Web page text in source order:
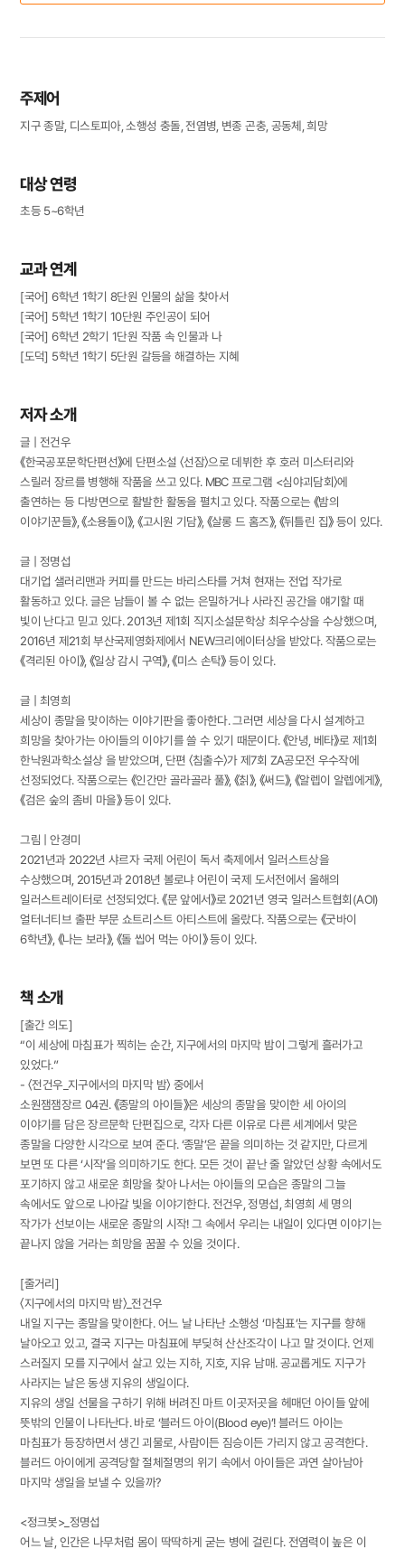
주제어
지구 종말, 디스토피아, 소행성 충돌, 전염병, 변종 곤충, 공동체, 희망
대상 연령
초등 5~6학년
교과 연계
[국어] 6학년 1학기 8단원 인물의 삶을 찾아서
[국어] 5학년 1학기 10단원 주인공이 되어
[국어] 6학년 2학기 1단원 작품 속 인물과 나
[도덕] 5학년 1학기 5단원 갈등을 해결하는 지혜
저자 소개
글 | 전건우
《한국공포문학단편선》에 단편소설 〈선잠〉으로 데뷔한 후 호러 미스터리와
스릴러 장르를 병행해 작품을 쓰고 있다. MBC 프로그램 <심야괴담회〉에
출연하는 등 다방면으로 활발한 활동을 펼치고 있다. 작품으로는 《밤의
이야기꾼들》, 《소용돌이》, 《고시원 기담》, 《살롱 드 홈즈》, 《뒤틀린 집》 등이 있다.
글 | 정명섭
대기업 샐러리맨과 커피를 만드는 바리스타를 거쳐 현재는 전업 작가로
활동하고 있다. 글은 남들이 볼 수 없는 은밀하거나 사라진 공간을 얘기할 때
빛이 난다고 믿고 있다. 2013년 제1회 직지소설문학상 최우수상을 수상했으며,
2016년 제21회 부산국제영화제에서 NEW크리에이터상을 받았다. 작품으로는
《격리된 아이》, 《일상 감시 구역》, 《미스 손탁》 등이 있다.
글 | 최영희
세상이 종말을 맞이하는 이야기판을 좋아한다. 그러면 세상을 다시 설계하고
희망을 찾아가는 아이들의 이야기를 쓸 수 있기 때문이다. 《안녕, 베타》로 제1회
한낙원과학소설상 을 받았으며, 단편 〈침출수〉가 제7회 ZA공모전 우수작에
선정되었다. 작품으로는 《인간만 골라골라 풀》, 《칡》, 《써드》, 《알렙이 알렙에게》,
《검은 숲의 좀비 마을》 등이 있다.
그림 | 안경미
2021년과 2022년 샤르자 국제 어린이 독서 축제에서 일러스트상을
수상했으며, 2015년과 2018년 볼로냐 어린이 국제 도서전에서 올해의
일러스트레이터로 선정되었다. 《문 앞에서》로 2021년 영국 일러스트협회(AOI)
얼터너티브 출판 부문 쇼트리스트 아티스트에 올랐다. 작품으로는 《굿바이
6학년》, 《나는 보라》, 《돌 씹어 먹는 아이》 등이 있다.
책 소개
[출간 의도]
“이 세상에 마침표가 찍히는 순간, 지구에서의 마지막 밤이 그렇게 흘러가고
있었다.”
- 〈전건우_지구에서의 마지막 밤〉 중에서
소원잼잼장르 04권. 《종말의 아이들》은 세상의 종말을 맞이한 세 아이의
이야기를 담은 장르문학 단편집으로, 각자 다른 이유로 다른 세계에서 맞은
종말을 다양한 시각으로 보여 준다. ‘종말’은 끝을 의미하는 것 같지만, 다르게
보면 또 다른 ‘시작’을 의미하기도 한다. 모든 것이 끝난 줄 알았던 상황 속에서도
포기하지 않고 새로운 희망을 찾아 나서는 아이들의 모습은 종말의 그늘
속에서도 앞으로 나아갈 빛을 이야기한다. 전건우, 정명섭, 최영희 세 명의
작가가 선보이는 새로운 종말의 시작! 그 속에서 우리는 내일이 있다면 이야기는
끝나지 않을 거라는 희망을 꿈꿀 수 있을 것이다.
[줄거리]
〈지구에서의 마지막 밤〉_전건우
내일 지구는 종말을 맞이한다. 어느 날 나타난 소행성 ‘마침표’는 지구를 향해
날아오고 있고, 결국 지구는 마침표에 부딪혀 산산조각이 나고 말 것이다. 언제
스러질지 모를 지구에서 살고 있는 지하, 지호, 지유 남매. 공교롭게도 지구가
사라지는 날은 동생 지유의 생일이다.
지유의 생일 선물을 구하기 위해 버려진 마트 이곳저곳을 헤매던 아이들 앞에
뜻밖의 인물이 나타난다. 바로 ‘블러드 아이(Blood eye)’! 블러드 아이는
마침표가 등장하면서 생긴 괴물로, 사람이든 짐승이든 가리지 않고 공격한다.
블러드 아이에게 공격당할 절체절명의 위기 속에서 아이들은 과연 살아남아
마지막 생일을 보낼 수 있을까?
<정크봇>_정명섭
어느 날, 인간은 나무처럼 몸이 딱딱하게 굳는 병에 걸린다. 전염력이 높은 이